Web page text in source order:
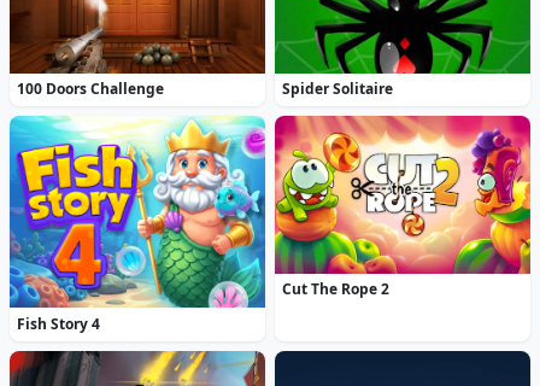
100 Doors Challenge Spider Solitaire
Fish Story 4
Cut The Rope 2